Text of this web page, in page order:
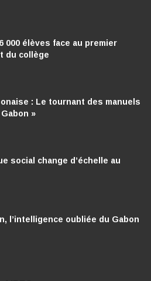
000 élèves face au premier
du collège
: Le tournant des manuels
»
social change d’échelle au
l’intelligence oubliée du Gabon